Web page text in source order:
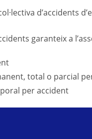
d’accidents
garanteix a
total o parcial
per accident